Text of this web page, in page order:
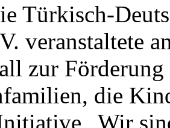
Türkisch-
veranstaltete
zur Förderung
die
„Wir